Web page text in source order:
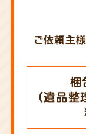
ご依頼主様
梱
（遺品